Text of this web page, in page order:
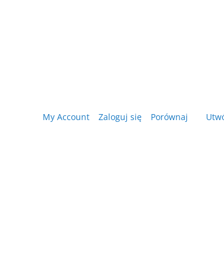
My Account Zaloguj się Porównaj